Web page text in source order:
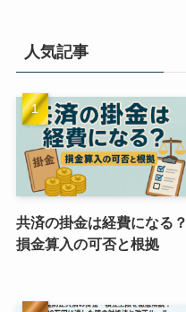
人気記事
共済の掛金は経費になる？
損金算入の可否と根拠